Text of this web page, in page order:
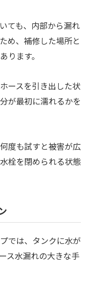
ても、内部から漏れ
め、補修した場所と
ります。
ースを引き出した状
が最初に濡れるかを
度も試すと被害が広
栓を閉められる状態
では、タンクに水が
ス水漏れの大きな手